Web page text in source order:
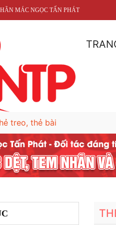
MÁC NGỌC TẤN PHÁT
treo, thẻ bài